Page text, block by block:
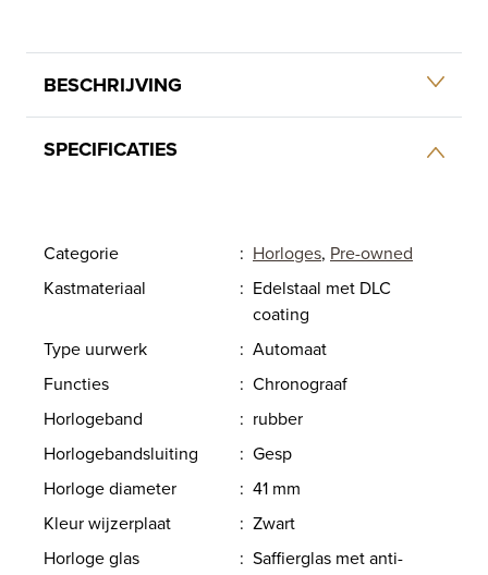
BESCHRIJVING
SPECIFICATIES
Categorie : Horloges, Pre-owned
Kastmateriaal
: Edelstaal met DLC
coating
Type uurwerk
: Automaat
Functies
: Chronograaf
Horlogeband
: rubber
Horlogebandsluiting
: Gesp
Horloge diameter
: 41 mm
Kleur wijzerplaat
: Zwart
Horloge glas
: Saffierglas met anti-